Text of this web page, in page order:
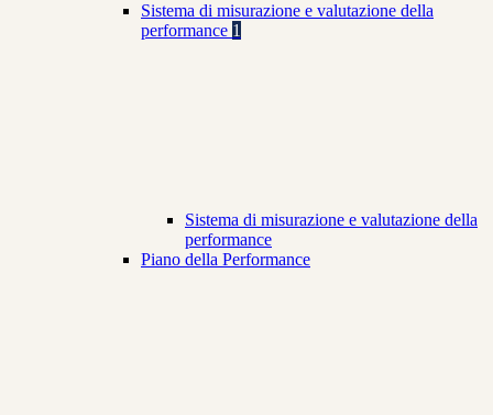
Sistema di misurazione e valutazione della
performance 1
Sistema di misurazione e valutazione della
performance
Piano della Performance